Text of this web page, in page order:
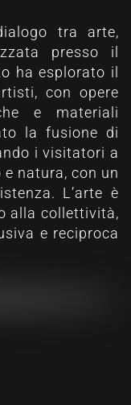
tra arte,
presso il
ha esplorato il
con opere
e materiali
la fusione di
i visitatori a
natura, con un
L’arte è
alla collettività,
e reciproca